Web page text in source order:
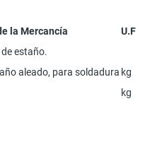
la Mercancía
U.F
estaño.
aleado, para soldadura kg
kg